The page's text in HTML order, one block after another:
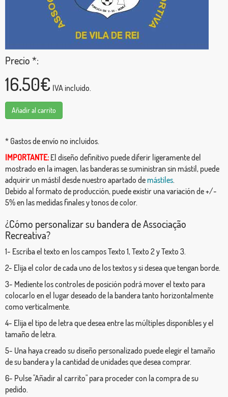
Precio *:
16.50€ IVA incluido.
Añadir al carrito
* Gastos de envío no incluidos.
IMPORTANTE: El diseño definitivo puede diferir ligeramente del
mostrado en la imagen, las banderas se suministran sin mástil, puede
adquirir un mástil desde nuestro apartado de mástiles.
Debido al formato de producción, puede existir una variación de +/-
5% en las medidas finales y tonos de color.
¿Cómo personalizar su bandera de Associação
Recreativa?
1- Escriba el texto en los campos Texto 1, Texto 2 y Texto 3.
2- Elija el color de cada uno de los textos y si desea que tengan borde.
3- Mediente los controles de posición podrá mover el texto para
colocarlo en el lugar deseado de la bandera tanto horizontalmente
como verticalmente.
4- Elija el tipo de letra que desea entre las múltiples disponibles y el
tamaño de letra.
5- Una haya creado su diseño personalizado puede elegir el tamaño
de su bandera y la cantidad de unidades que desea comprar.
6- Pulse "Añadir al carrito" para proceder con la compra de su
pedido.